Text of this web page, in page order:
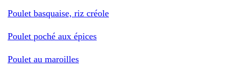
Poulet basquaise, riz créole
Poulet poché aux épices
Poulet au maroilles